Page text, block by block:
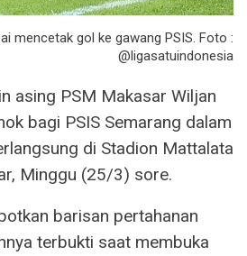
mencetak gol ke gawang PSIS. Foto :
@ligasatuindonesia
asing PSM Makasar Wiljan
bagi PSIS Semarang dalam
di Stadion Mattalata
Minggu (25/3) sore.
barisan pertahanan
terbukti saat membuka